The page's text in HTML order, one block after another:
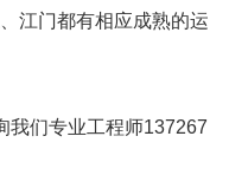
江门都有相应成熟的运
我们专业工程师137267